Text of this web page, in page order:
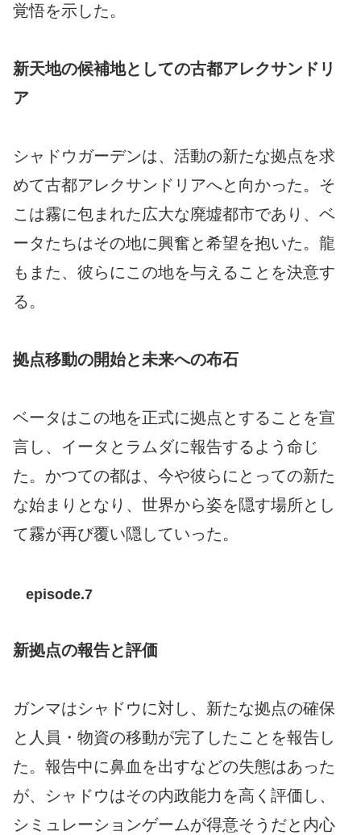
覚悟を示した。
新天地の候補地としての古都アレクサンドリ
ア
シャドウガーデンは、活動の新たな拠点を求
めて古都アレクサンドリアへと向かった。そ
こは霧に包まれた広大な廃墟都市であり、ベ
ータたちはその地に興奮と希望を抱いた。龍
もまた、彼らにこの地を与えることを決意す
る。
拠点移動の開始と未来への布石
ベータはこの地を正式に拠点とすることを宣
言し、イータとラムダに報告するよう命じ
た。かつての都は、今や彼らにとっての新た
な始まりとなり、世界から姿を隠す場所とし
て霧が再び覆い隠していった。
episode.7
新拠点の報告と評価
ガンマはシャドウに対し、新たな拠点の確保
と人員・物資の移動が完了したことを報告し
た。報告中に鼻血を出すなどの失態はあった
が、シャドウはその内政能力を高く評価し、
シミュレーションゲームが得意そうだと内心